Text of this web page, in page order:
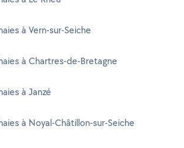
à Vern-sur-Seiche
à Chartres-de-Bretagne
à Janzé
à Noyal-Châtillon-sur-Seiche